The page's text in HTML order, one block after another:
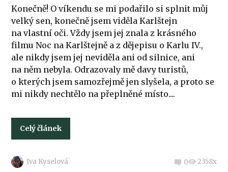
Konečně! O víkendu se mi podařilo si splnit můj
velký sen, konečně jsem viděla Karlštejn
na vlastní oči. Vždy jsem jej znala z krásného
filmu Noc na Karlštejně a z dějepisu o Karlu IV.,
ale nikdy jsem jej neviděla ani od silnice, ani
na něm nebyla. Odrazovaly mě davy turistů,
o kterých jsem samozřejmě jen slyšela, a proto se
mi nikdy nechtělo na přeplněné místo....
Celý článek
Iva Kyselová 0 2358x